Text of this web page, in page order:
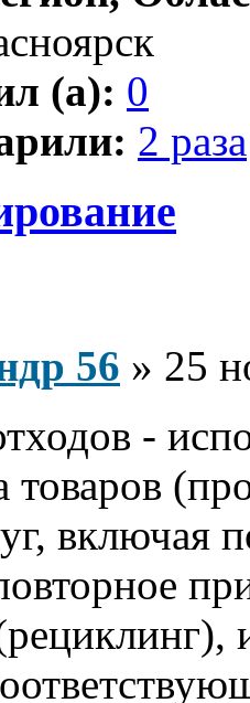
(а): 0
2 раза
56 » 25
-
товаров
включая